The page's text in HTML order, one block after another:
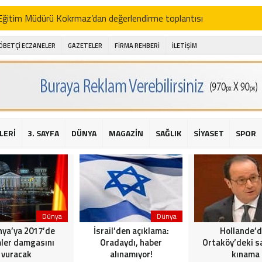
Müdürü Kokrmaz’dan değerlendirme toplantısı
Alibeyoğlu, Aile Destek Merkezini ziyaret etti
ıhlamur piyasalarda
şehitleri için bayraklı kayak gösterileri düzenlenecek
için yardım kermesi
2016 yılı değerlendirmesi
Sarıyer Çayırbaşı Cezayirli Hasan Paşa Camii’nde silahlı
Bahçeli’den Reina’ya düzenlenen terör saldırısına ilişkin açıklama
ECZANELER GAZETELER FİRMA REHBERİ İLETİŞİM
3. SAYFA DÜNYA MAGAZİN SAĞLIK SİYASET SPOR
Dünya
2017’de
damgasını
vuracak
Dünya
İsrail’den açıklama:
Oradaydı, haber
alınamıyor!
Ortaköy’deki
kınama